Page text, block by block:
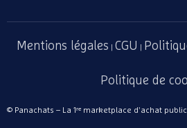
Mentions légales CGU
Politique de
© Panachats – La 1ʳᵉ marketplace d'achat